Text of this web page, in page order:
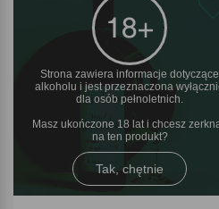
Strona zawiera informacje dotyczące
alkoholu i jest przeznaczona
dla osób pełnoletnich.
Masz ukończone 18 lat i chcesz
na ten produkt
Tak, chętnie